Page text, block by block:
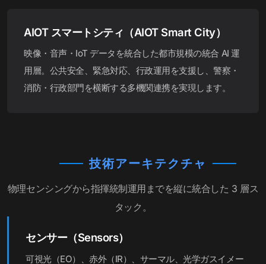
AIOT スマートシティ（AIOT Smart City）
映像・音声・IoT データを統合した都市規模の統合 AI 運
用層。公共安全、緊急対応、行政運用を支援し、警察・
消防・行政部門を横断する多機関連携を実現します。
技術アーキテクチャ
物理センシングから指揮統制運用までを縦に統合した 3 層ス
タック。
センサー（Sensors）
可視光（EO）、赤外（IR）、サーマル、光学ガスイメー